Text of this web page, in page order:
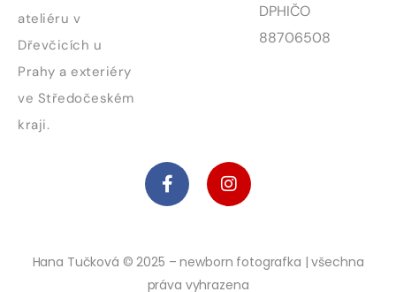
ateliéru v
Dřevčicích u
Prahy a exteriéry
ve Středočeském
kraji.
DPHIČO
88706508
Hana Tučková © 2025 – newborn fotografka | všechna
práva vyhrazena